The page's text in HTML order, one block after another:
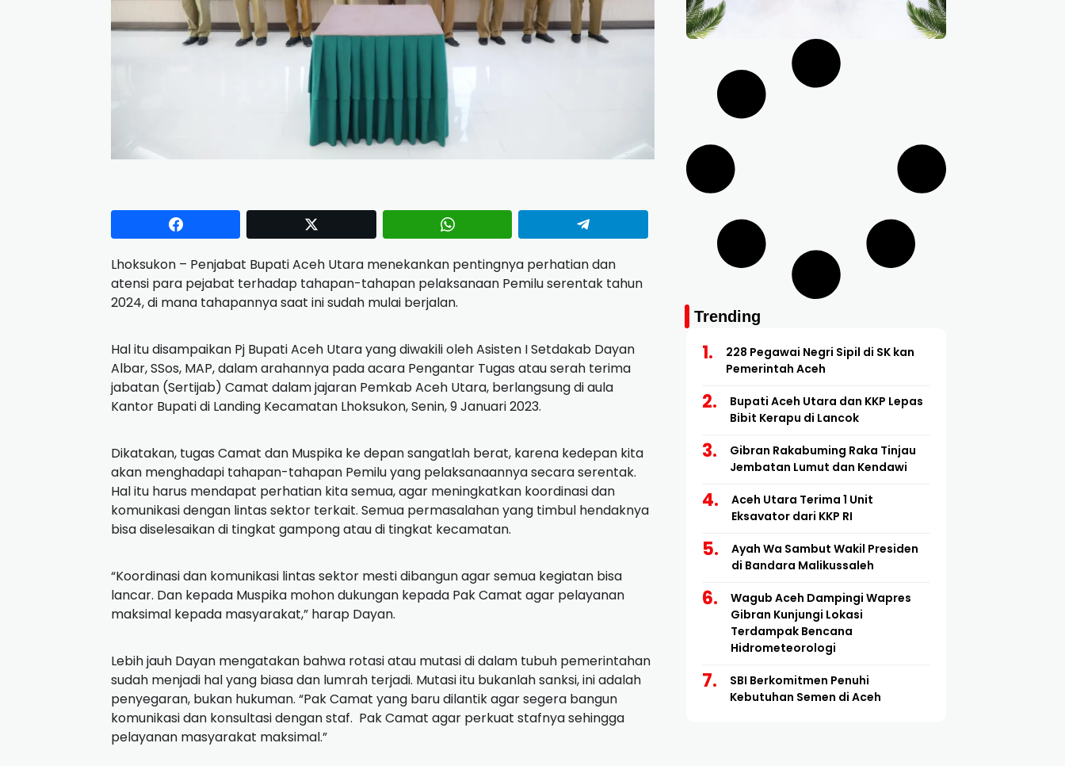
Lhoksukon – Penjabat Bupati Aceh Utara menekankan pentingnya perhatian dan
atensi para pejabat terhadap tahapan-tahapan pelaksanaan Pemilu serentak tahun
2024, di mana tahapannya saat ini sudah mulai berjalan.
Hal itu disampaikan Pj Bupati Aceh Utara yang diwakili oleh Asisten I Setdakab Dayan
Albar, SSos, MAP, dalam arahannya pada acara Pengantar Tugas atau serah terima
jabatan (Sertijab) Camat dalam jajaran Pemkab Aceh Utara, berlangsung di aula
Kantor Bupati di Landing Kecamatan Lhoksukon, Senin, 9 Januari 2023.
Dikatakan, tugas Camat dan Muspika ke depan sangatlah berat, karena kedepan kita
akan menghadapi tahapan-tahapan Pemilu yang pelaksanaannya secara serentak.
Hal itu harus mendapat perhatian kita semua, agar meningkatkan koordinasi dan
komunikasi dengan lintas sektor terkait. Semua permasalahan yang timbul hendaknya
bisa diselesaikan di tingkat gampong atau di tingkat kecamatan.
“Koordinasi dan komunikasi lintas sektor mesti dibangun agar semua kegiatan bisa
lancar. Dan kepada Muspika mohon dukungan kepada Pak Camat agar pelayanan
maksimal kepada masyarakat,” harap Dayan.
Lebih jauh Dayan mengatakan bahwa rotasi atau mutasi di dalam tubuh pemerintahan
sudah menjadi hal yang biasa dan lumrah terjadi. Mutasi itu bukanlah sanksi, ini adalah
penyegaran, bukan hukuman. “Pak Camat yang baru dilantik agar segera bangun
komunikasi dan konsultasi dengan staf. Pak Camat agar perkuat stafnya sehingga
pelayanan masyarakat maksimal.”
Trending
228 Pegawai Negri Sipil di SK kan
Pemerintah Aceh
Bupati Aceh Utara dan KKP Lepas
Bibit Kerapu di Lancok
Gibran Rakabuming Raka Tinjau
Jembatan Lumut dan Kendawi
Aceh Utara Terima 1 Unit
Eksavator dari KKP RI
Ayah Wa Sambut Wakil Presiden
di Bandara Malikussaleh
Wagub Aceh Dampingi Wapres
Gibran Kunjungi Lokasi
Terdampak Bencana
Hidrometeorologi
SBI Berkomitmen Penuhi
Kebutuhan Semen di Aceh